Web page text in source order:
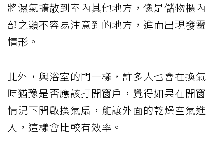
將濕氣擴散到室內其他地方，像是儲物櫃內
部之類不容易注意到的地方，進而出現發霉
情形。
此外，與浴室的門一樣，許多人也會在換氣
時猶豫是否應該打開窗戶，覺得如果在開窗
情況下開啟換氣扇，能讓外面的乾燥空氣進
入，這樣會比較有效率。